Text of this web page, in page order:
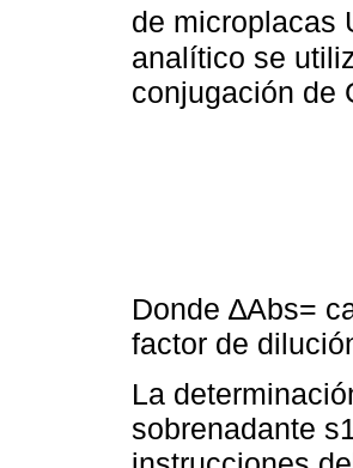
de microplacas
analítico se
conjugación de
Donde ∆Abs=
factor de
La
sobrenadante